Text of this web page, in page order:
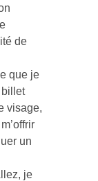
de
que je
billet
visage,
un
je